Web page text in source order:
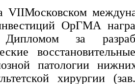
VIIМосковском
ОрГМА
за
патологии
хирургии